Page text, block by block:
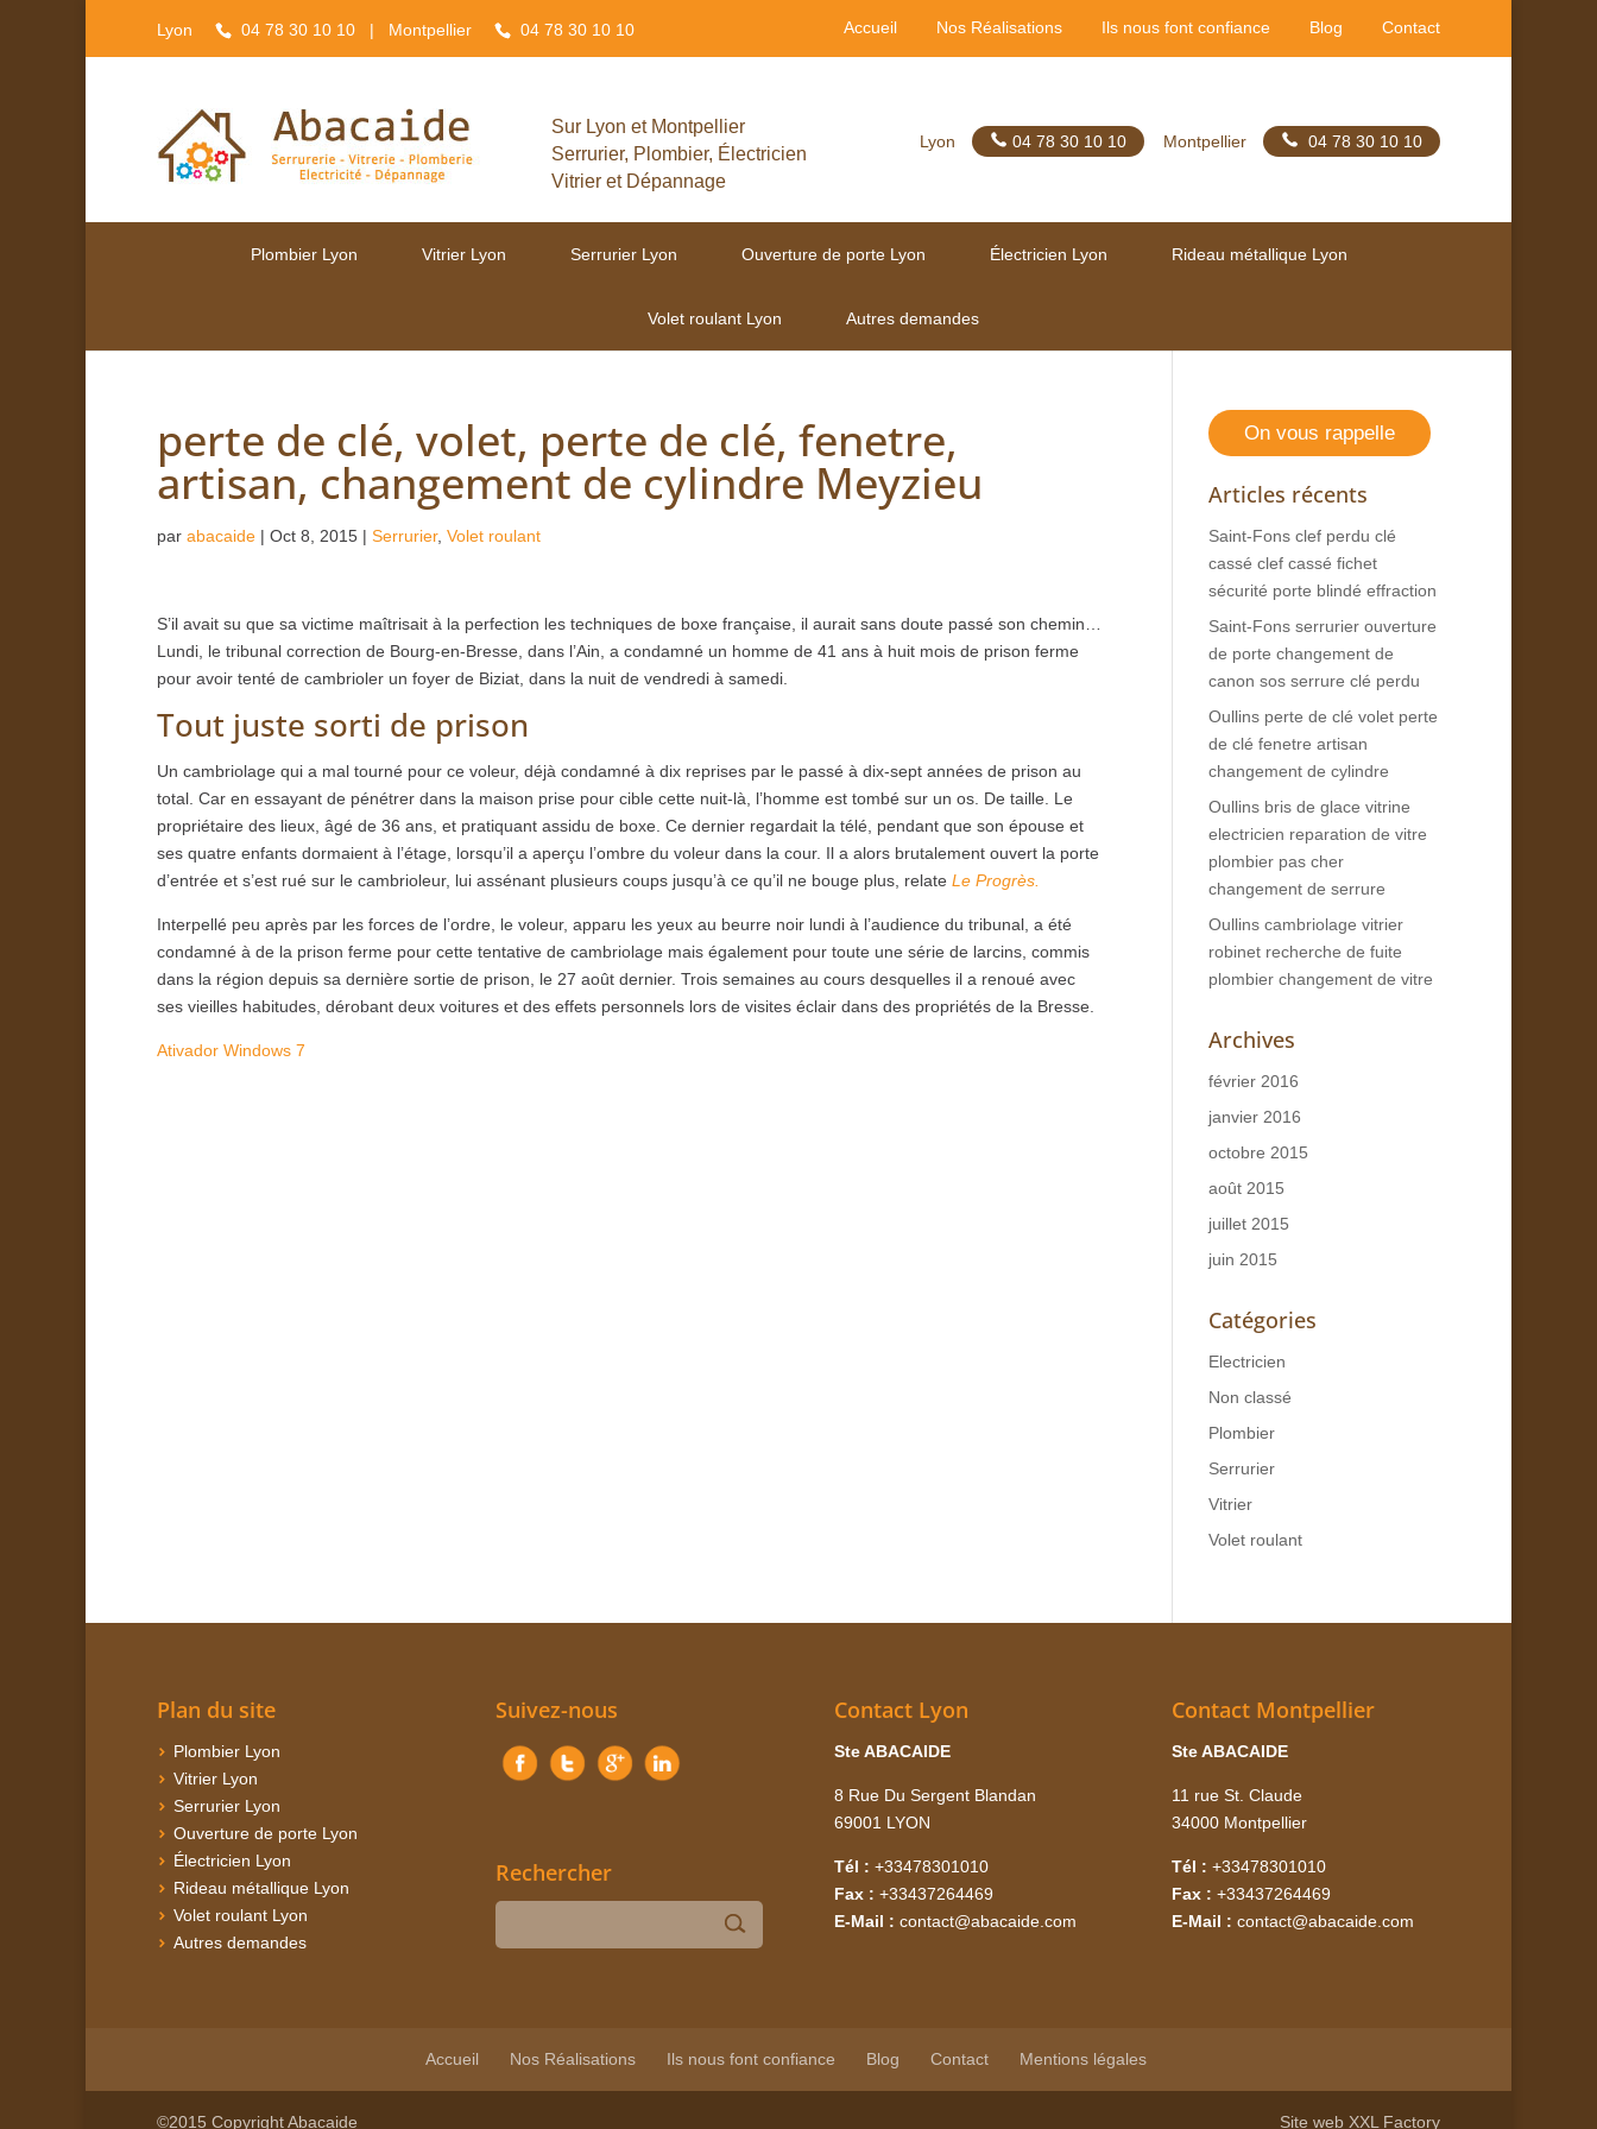
Lyon 04 78 30 10 10 | Montpellier 04 78 30 10 10 Accueil Nos Réalisations Ils nous font confiance Blog Contact
Lyon 04 78 30 10 10 Montpellier 04 78 30 10 10
Sur Lyon et Montpellier
Serrurier, Plombier, Électricien
Vitrier et Dépannage
Plombier Lyon Vitrier Lyon Serrurier Lyon Ouverture de porte Lyon Électricien Lyon Rideau métallique Lyon
Volet roulant Lyon Autres demandes
perte de clé, volet, perte de clé, fenetre,
artisan, changement de cylindre Meyzieu
par abacaide | Oct 8, 2015 | Serrurier, Volet roulant
S’il avait su que sa victime maîtrisait à la perfection les techniques de boxe française, il aurait sans doute passé son chemin…
Lundi, le tribunal correction de Bourg-en-Bresse, dans l’Ain, a condamné un homme de 41 ans à huit mois de prison ferme
pour avoir tenté de cambrioler un foyer de Biziat, dans la nuit de vendredi à samedi.
Tout juste sorti de prison
Un cambriolage qui a mal tourné pour ce voleur, déjà condamné à dix reprises par le passé à dix-sept années de prison au
total. Car en essayant de pénétrer dans la maison prise pour cible cette nuit-là, l’homme est tombé sur un os. De taille. Le
propriétaire des lieux, âgé de 36 ans, et pratiquant assidu de boxe. Ce dernier regardait la télé, pendant que son épouse et
ses quatre enfants dormaient à l’étage, lorsqu’il a aperçu l’ombre du voleur dans la cour. Il a alors brutalement ouvert la porte
d’entrée et s’est rué sur le cambrioleur, lui assénant plusieurs coups jusqu’à ce qu’il ne bouge plus, relate Le Progrès.
Interpellé peu après par les forces de l’ordre, le voleur, apparu les yeux au beurre noir lundi à l’audience du tribunal, a été
condamné à de la prison ferme pour cette tentative de cambriolage mais également pour toute une série de larcins, commis
dans la région depuis sa dernière sortie de prison, le 27 août dernier. Trois semaines au cours desquelles il a renoué avec
ses vieilles habitudes, dérobant deux voitures et des effets personnels lors de visites éclair dans des propriétés de la Bresse.
Ativador Windows 7
On vous rappelle
Articles récents
Saint-Fons clef perdu clé
cassé clef cassé fichet
sécurité porte blindé effraction
Saint-Fons serrurier ouverture
de porte changement de
canon sos serrure clé perdu
Oullins perte de clé volet perte
de clé fenetre artisan
changement de cylindre
Oullins bris de glace vitrine
electricien reparation de vitre
plombier pas cher
changement de serrure
Oullins cambriolage vitrier
robinet recherche de fuite
plombier changement de vitre
Archives
février 2016
janvier 2016
octobre 2015
août 2015
juillet 2015
juin 2015
Catégories
Electricien
Non classé
Plombier
Serrurier
Vitrier
Volet roulant
Plan du site
Plombier Lyon
Vitrier Lyon
Serrurier Lyon
Ouverture de porte Lyon
Électricien Lyon
Rideau métallique Lyon
Volet roulant Lyon
Autres demandes
Suivez-nous
Rechercher
Contact Lyon
Ste ABACAIDE
8 Rue Du Sergent Blandan
69001 LYON
Tél : +33478301010
Fax : +33437264469
E-Mail : contact@abacaide.com
Contact Montpellier
Ste ABACAIDE
11 rue St. Claude
34000 Montpellier
Tél : +33478301010
Fax :+33437264469
E-Mail : contact@abacaide.com
Accueil Nos Réalisations Ils nous font confiance Blog Contact Mentions légales
©2015 Copyright Abacaide Site web XXL Factory